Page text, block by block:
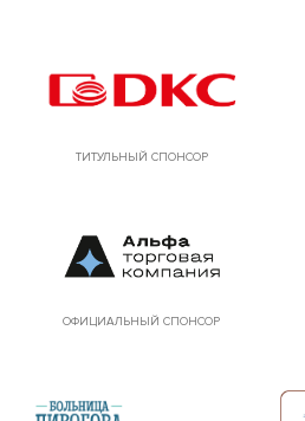
ТИТУЛЬНЫЙ СПОНСОР
ОФИЦИАЛЬНЫЙ СПОНСОР